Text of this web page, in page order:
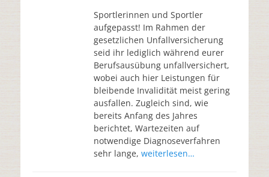
Sportlerinnen und Sportler
aufgepasst! Im Rahmen der
gesetzlichen Unfallversicherung
seid ihr lediglich während eurer
Berufsausübung unfallversichert,
wobei auch hier Leistungen für
bleibende Invalidität meist gering
ausfallen. Zugleich sind, wie
bereits Anfang des Jahres
berichtet, Wartezeiten auf
notwendige Diagnoseverfahren
sehr lange, weiterlesen…